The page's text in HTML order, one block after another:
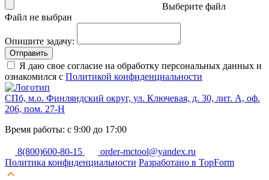
Выберите файл
Файл не выбран
Опишите задачу:
Отправить
Я даю свое согласие на обработку персональных данных и
ознакомился с Политикой конфиденциальности
СПб, м.о. Финляндский округ, ул. Ключевая, д. 30, лит. А, оф.
206, пом. 27-Н
Время работы: с 9:00 до 17:00
8(800)600-80-15
order-mctool@yandex.ru
Политика конфиденциальности Разработано в TopForm